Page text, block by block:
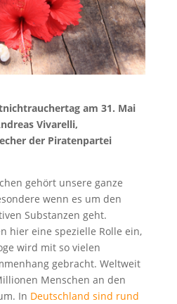
am 31. Mai
Vivarelli,
der Piratenpartei
gehört unsere ganze
wenn es um den
Substanzen geht.
hier eine spezielle Rolle ein,
wird mit so vielen
gebracht. Weltweit
Menschen an den
In Deutschland sind rund